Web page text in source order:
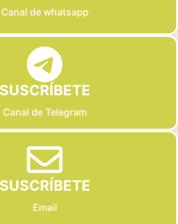
Canal de whatsapp
SUSCRÍBETE
Canal de Telegram
SUSCRÍBETE
Email